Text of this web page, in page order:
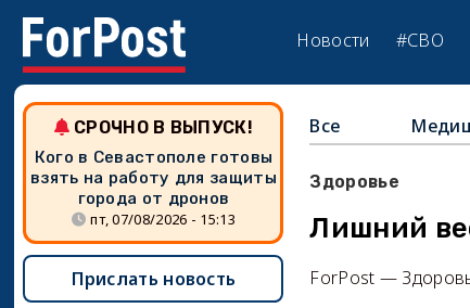
Новости #СВО
Все
Здоровье
Лишний
ForPost —
СРОЧНО В ВЫПУСК!
Кого в Севастополе готовы
взять на работу для защиты
города от дронов
пт, 07/08/2026 - 15:13
Прислать новость